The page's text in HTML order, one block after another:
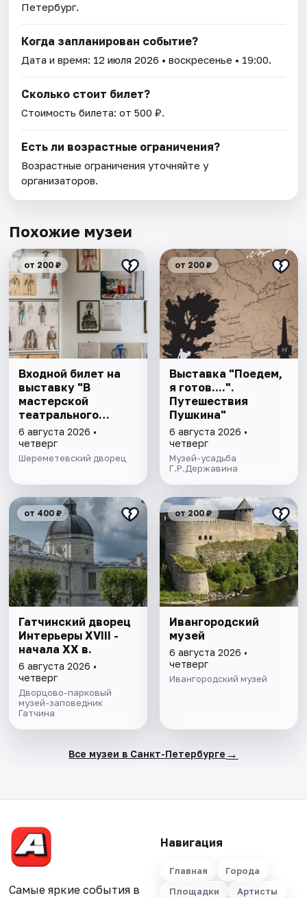
Петербург.
Когда запланирован событие?
Дата и время: 12 июля 2026 • воскресенье • 19:00.
Сколько стоит билет?
Стоимость билета: от 500 ₽.
Есть ли возрастные ограничения?
Возрастные ограничения уточняйте у
организаторов.
Похожие музеи
от 200 ₽
Входной билет на
выставку "В
мастерской
театрального
художника"
6 августа 2026 •
четверг
Шереметевский дворец
от 200 ₽
Выставка "Поедем,
я готов....".
Путешествия
Пушкина"
6 августа 2026 •
четверг
Музей-усадьба
Г.Р.Державина
от 400 ₽
Гатчинский дворец
Интерьеры ХVIII -
начала ХХ в.
6 августа 2026 •
четверг
Дворцово-парковый
музей-заповедник
Гатчина
от 200 ₽
Ивангородский
музей
6 августа 2026 •
четверг
Ивангородский музей
Все музеи в Санкт-Петербурге →
Самые яркие события в
Навигация
Главная
Города
Площадки
Артисты